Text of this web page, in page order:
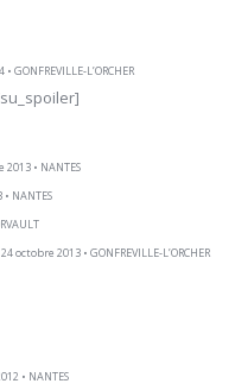
GONFREVILLE-L’ORCHER
• NANTES
NANTES
octobre 2013 • GONFREVILLE-L’ORCHER
• NANTES